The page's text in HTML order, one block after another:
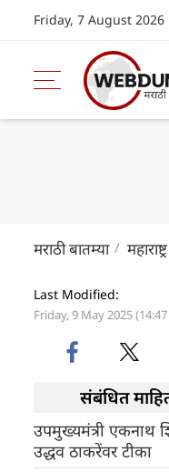
Friday, 7 August 2026
मराठी बातम्या
Last Modified:
Friday, 9 May 2025 (14:47
संबंधित
उपमुख्यमंत्री एकनाथ
उद्धव ठाकरेंवर टीका